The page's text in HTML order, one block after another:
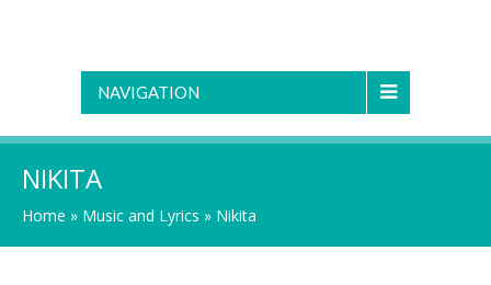
NAVIGATION
NIKITA
Home » Music and Lyrics » Nikita